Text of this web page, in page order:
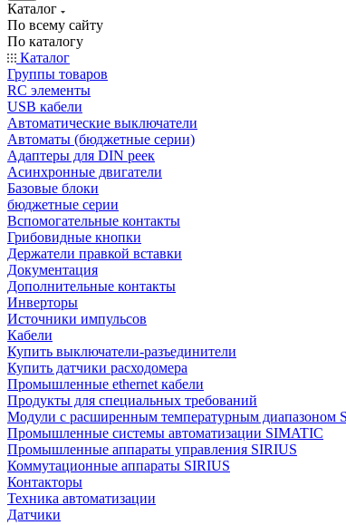
Каталог
По всему сайту
По каталогу
Каталог
Группы товаров
RC элементы
USB кабели
Автоматические выключатели
Автоматы (бюджетные серии)
Адаптеры для DIN реек
Асинхронные двигатели
Базовые блоки
бюджетные серии
Вспомогательные контакты
Грибовидные кнопки
Держатели правкой вставки
Документация
Дополнительные контакты
Инверторы
Источники импульсов
Кабели
Купить выключатели-разъединители
Купить датчики расходомера
Промышленные ethernet кабели
Продукты для специальных требований
Модули с расширенным температурным диапазоном
Промышленные системы автоматизации SIMATIC
Промышленные аппараты управления SIRIUS
Коммутационные аппараты SIRIUS
Контакторы
Техника автоматизации
Датчики